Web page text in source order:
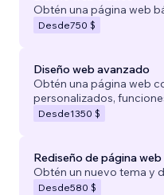
Obtén una página web
Desde750 $
Diseño web avanzado
Obtén una página web
personalizados,
Desde1350 $
Rediseño de página web
Obtén un nuevo tema y
Desde580 $